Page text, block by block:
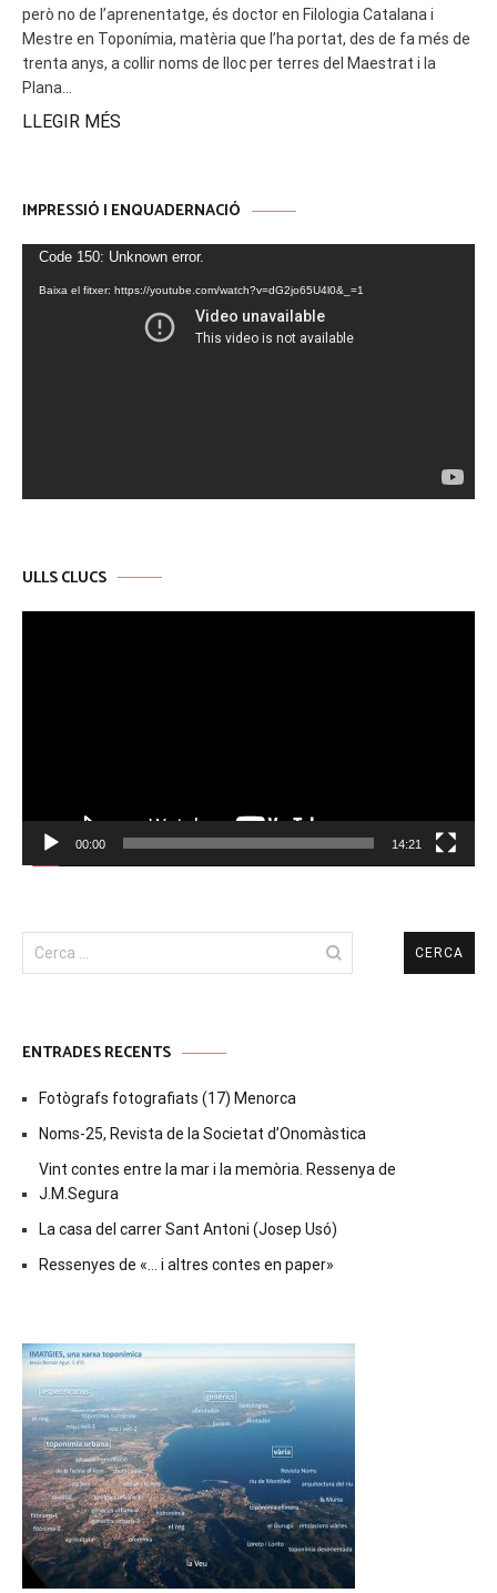
però no de l’aprenentatge, és doctor en Filologia Catalana i
Mestre en Toponímia, matèria que l’ha portat, des de fa més de
trenta anys, a collir noms de lloc per terres del Maestrat i la
Plana...
LLEGIR MÉS
IMPRESSIÓ I ENQUADERNACIÓ
Reproductor
vídeo
Code 150: Unknown error.
Baixa el fitxer: https://youtube.com/watch?v=dG2jo65U4l0&_=1
ULLS CLUCS
00:00 14:21
Cerca:
ENTRADES RECENTS
Fotògrafs fotografiats (17) Menorca
Noms-25, Revista de la Societat d’Onomàstica
Vint contes entre la mar i la memòria. Ressenya de
J.M.Segura
La casa del carrer Sant Antoni (Josep Usó)
Ressenyes de «… i altres contes en paper»